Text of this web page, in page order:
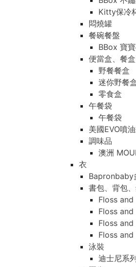
Kitty保冷
悶燒罐
餐碗餐盤
BBox 寶
便當盒、餐
野餐餐盒
迷你野餐
零食盒
午餐袋
午餐袋
美國EVO噴
調味品
澳洲
衣
Bapronbaby
書包、背包
Floss and
Floss and
Floss and
Floss and
泳裝
迪士尼系